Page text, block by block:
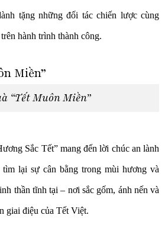
tặng những đối tác chiến lược cùng
hành trình thành công.
“Tết Muôn Miền”
Sắc Tết” mang đến lời chúc an lành
lại sự cân bằng trong mùi hương và
thần tĩnh tại – nơi sắc gốm, ánh nến và
giai điệu của Tết Việt.